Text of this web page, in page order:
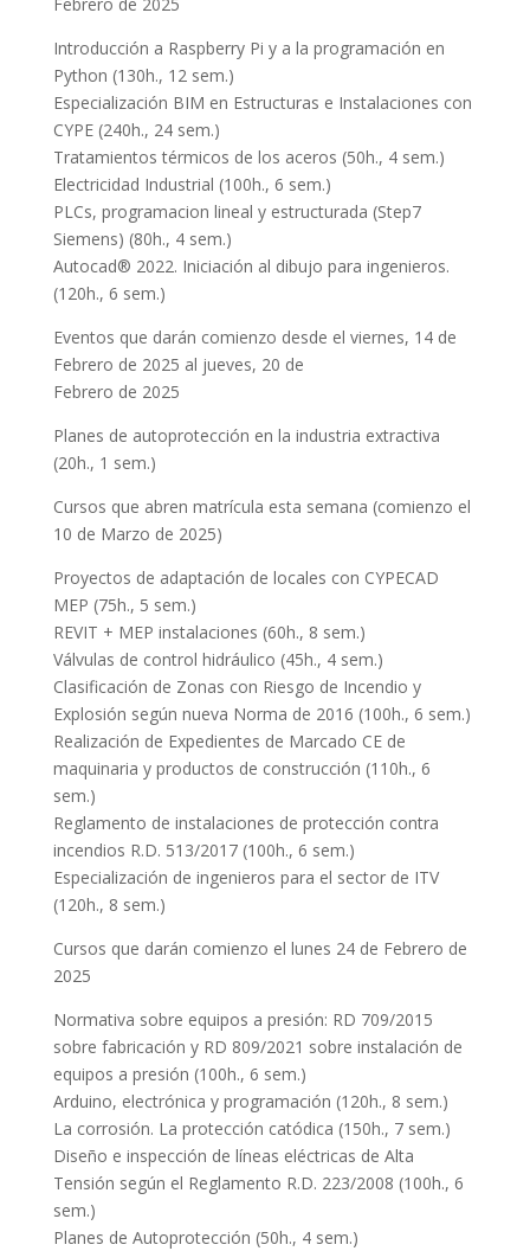
Introducción a Raspberry Pi y a la programación en
Python (130h., 12 sem.)
Especialización BIM en Estructuras e Instalaciones con
CYPE (240h., 24 sem.)
Tratamientos térmicos de los aceros (50h., 4 sem.)
Electricidad Industrial (100h., 6 sem.)
PLCs, programacion lineal y estructurada (Step7
Siemens) (80h., 4 sem.)
Autocad® 2022. Iniciación al dibujo para ingenieros.
(120h., 6 sem.)
Eventos que darán comienzo desde el viernes, 14 de
Febrero de 2025 al jueves, 20 de
Febrero de 2025
Planes de autoprotección en la industria extractiva
(20h., 1 sem.)
Cursos que abren matrícula esta semana (comienzo el
10 de Marzo de 2025)
Proyectos de adaptación de locales con CYPECAD
MEP (75h., 5 sem.)
REVIT + MEP instalaciones (60h., 8 sem.)
Válvulas de control hidráulico (45h., 4 sem.)
Clasificación de Zonas con Riesgo de Incendio y
Explosión según nueva Norma de 2016 (100h., 6 sem.)
Realización de Expedientes de Marcado CE de
maquinaria y productos de construcción (110h., 6
sem.)
Reglamento de instalaciones de protección contra
incendios R.D. 513/2017 (100h., 6 sem.)
Especialización de ingenieros para el sector de ITV
(120h., 8 sem.)
Cursos que darán comienzo el lunes 24 de Febrero de
2025
Normativa sobre equipos a presión: RD 709/2015
sobre fabricación y RD 809/2021 sobre instalación de
equipos a presión (100h., 6 sem.)
Arduino, electrónica y programación (120h., 8 sem.)
La corrosión. La protección catódica (150h., 7 sem.)
Diseño e inspección de líneas eléctricas de Alta
Tensión según el Reglamento R.D. 223/2008 (100h., 6
sem.)
Planes de Autoprotección (50h., 4 sem.)